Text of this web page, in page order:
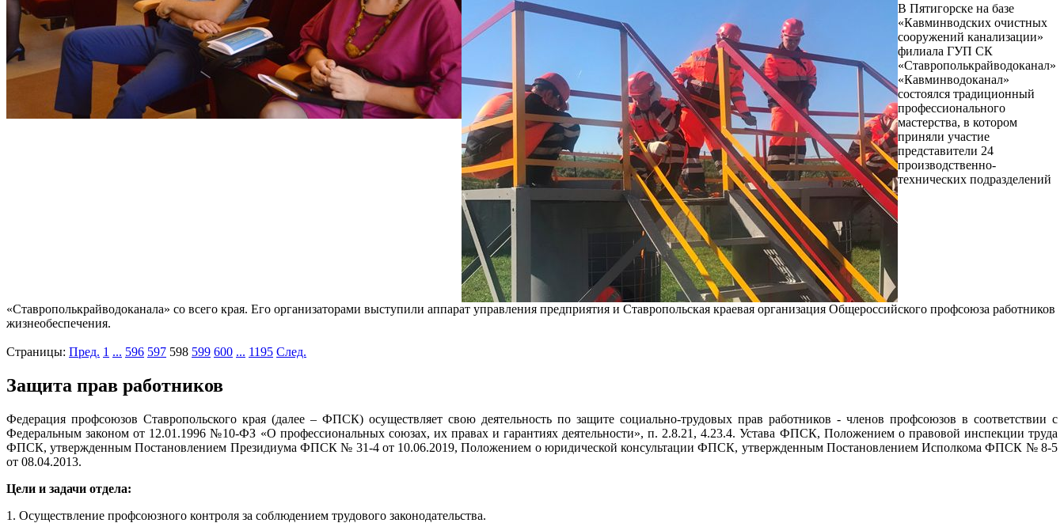
В Пятигорске на базе
«Кавминводских очистных
сооружений канализации»
филиала ГУП СК
«Ставрополькрайводоканал»
«Кавминводоканал»
состоялся традиционный
профессионального
мастерства, в котором
приняли участие
представители 24
производственно-
технических подразделений
«Ставрополькрайводоканала» со всего края. Его организаторами выступили аппарат управления предприятия и Ставропольская краевая организация Общероссийского профсоюза работников
жизнеобеспечения.
Страницы: Пред. 1 ... 596 597 598 599 600 ... 1195 След.
Защита прав работников
Федерация профсоюзов Ставропольского края (далее – ФПСК) осуществляет свою деятельность по защите социально-трудовых прав работников - членов профсоюзов в соответствии с
Федеральным законом от 12.01.1996 №10-ФЗ «О профессиональных союзах, их правах и гарантиях деятельности», п. 2.8.21, 4.23.4. Устава ФПСК, Положением о правовой инспекции труда
ФПСК, утвержденным Постановлением Президиума ФПСК № 31-4 от 10.06.2019, Положением о юридической консультации ФПСК, утвержденным Постановлением Исполкома ФПСК № 8-5
от 08.04.2013.
Цели и задачи отдела:
1. Осуществление профсоюзного контроля за соблюдением трудового законодательства.